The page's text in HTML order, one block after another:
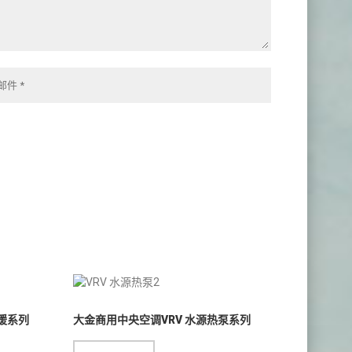
系列 大金商用中央空调VRV 水源热泵系列